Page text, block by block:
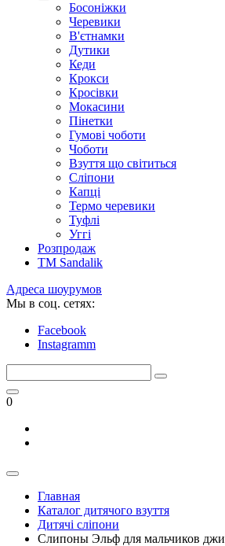
Босоніжки
Черевики
В'єтнамки
Дутики
Кеди
Крокси
Кросівки
Мокасини
Пінетки
Гумові чоботи
Чоботи
Взуття що світиться
Сліпони
Капці
Термо черевики
Туфлі
Уггі
Розпродаж
TM Sandalik
Адреса шоурумов
Мы в соц. сетях:
Facebook
Instagramm
0
Главная
Каталог дитячого взуття
Дитячі сліпони
Слипоны Эльф для мальчиков